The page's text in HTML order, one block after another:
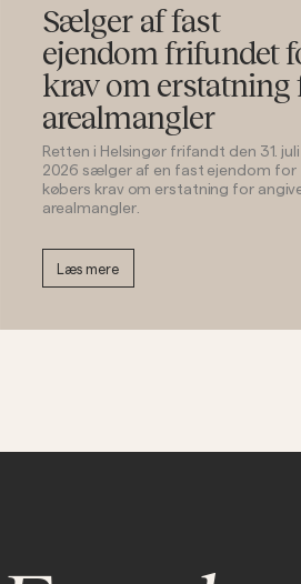
Sælger af fast
ejendom frifundet
krav om erstatning
arealmangler
Retten i Helsingør frifandt den 31. juli
2026 sælger af en fast ejendom for
købers krav om erstatning for
arealmangler.
Læs mere